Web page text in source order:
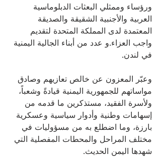
ورؤساء وممثلي البعثات الدبلوماسية
العربية والأجنبية الشقيقة والصديقة
المعتمدة لدى المملكة المتحدة لتقديم
واجب العزاء.و عدد من أبناء الجالية اليمنية
في لندن.
وعبّر المعزون عن خالص تعازيهم وصادق
مواساتهم للجمهورية اليمنية قيادةً وشعباً،
ولأسرة الفقيد، مستذكرين ما قدمه من
إسهامات وطنية وأدوار سياسية وعسكرية
بارزة، وما اضطلع به من مسؤوليات في
مختلف المراحل والمحطات المفصلية التي
شهدها اليمن الحديث.